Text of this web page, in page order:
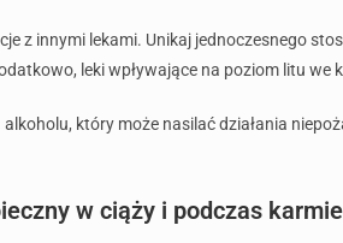
z innymi lekami. Unikaj jednoczesnego
leki wpływające na poziom litu
który może nasilać działania
w ciąży i podczas